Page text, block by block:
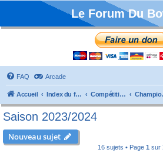
Le Forum Du
FAQ Arcade
Accueil Index du forum Compétitions
Saison 2023/2024
Nouveau sujet
16 sujets • Page 1 sur